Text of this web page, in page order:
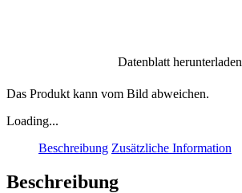
Datenblatt herunterladen
Das Produkt kann vom Bild abweichen.
Loading...
Beschreibung Zusätzliche Information
Beschreibung